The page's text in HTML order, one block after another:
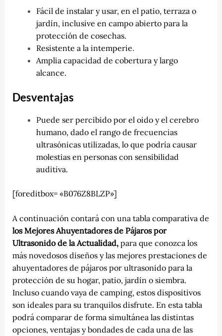
Fácil de instalar y usar, en el patio, terraza o
jardín, inclusive en campo abierto para la
protección de cosechas.
Resistente a la intemperie.
Amplia capacidad de cobertura y largo
alcance.
Desventajas
Puede ser percibido por el oido y el cerebro
humano, dado el rango de frecuencias
ultrasónicas utilizadas, lo que podría causar
molestias en personas con sensibilidad
auditiva.
[foreditbox= «B076Z8BLZP»]
A continuación contará con una tabla comparativa de
los Mejores Ahuyentadores de Pájaros por
Ultrasonido de la Actualidad,para que conozca los
más novedosos diseños y las mejores prestaciones de
ahuyentadores de pájaros por ultrasonido para la
protección de su hogar, patio, jardín o siembra.
Incluso cuando vaya de camping, estos dispositivos
son ideales para su tranquilos disfrute. En esta tabla
podrá comparar de forma simultánea las distintas
opciones, ventajas y bondades de cada una de las